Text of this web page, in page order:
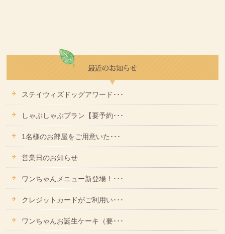
ステイウィズドッグアワード･･･
しゃぶしゃぶプラン【要予約･･･
1名様のお部屋をご用意いた･･･
営業日のお知らせ
ワンちゃんメニュー新登場！･･･
クレジットカードがご利用い･･･
ワンちゃんお誕生ケーキ（要･･･